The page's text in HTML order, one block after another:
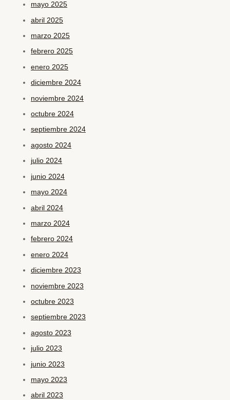
mayo 2025
abril 2025
marzo 2025
febrero 2025
enero 2025
diciembre 2024
noviembre 2024
octubre 2024
septiembre 2024
agosto 2024
julio 2024
junio 2024
mayo 2024
abril 2024
marzo 2024
febrero 2024
enero 2024
diciembre 2023
noviembre 2023
octubre 2023
septiembre 2023
agosto 2023
julio 2023
junio 2023
mayo 2023
abril 2023